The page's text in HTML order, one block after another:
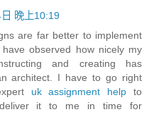
晚上10:19
are far better to implement
observed how nicely my
and creating has
architect. I have to go right
uk assignment help to
it to me in time for